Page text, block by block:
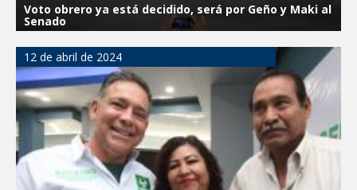
Voto obrero ya está decidido, será por Geño y Maki al
Senado
12 de abril de 2024